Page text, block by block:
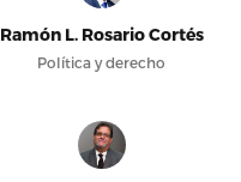
Ramón L. Rosario Cortés
Política y derecho